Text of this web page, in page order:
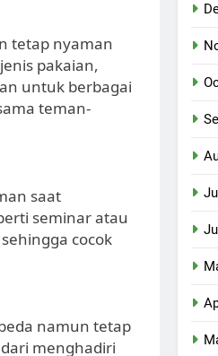
tetap nyaman
pakaian,
untuk berbagai
teman-
saat
seminar atau
cocok
namun tetap
menghadiri